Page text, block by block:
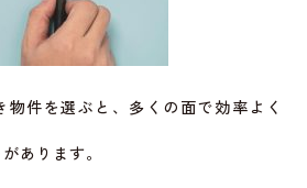
物件を選ぶと、多くの面で効率よく
あります。